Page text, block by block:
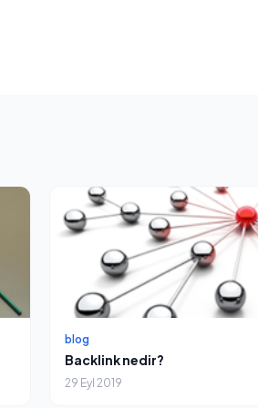
blog
Backlink nedir?
29 Eyl 2019